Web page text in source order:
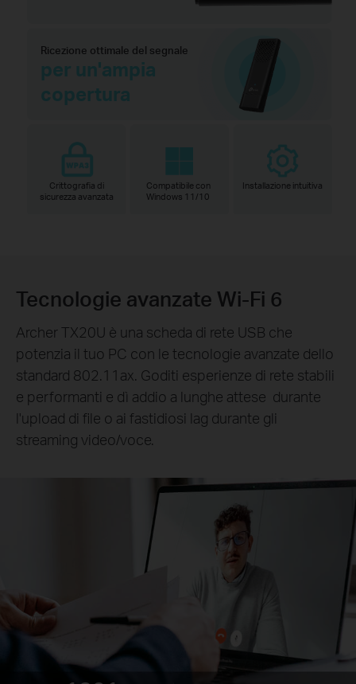
Ricezione ottimale del segnale
per un'ampia
copertura
Crittografia di
sicurezza avanzata
Compatibile con
Windows 11/10
Installazione intuitiva
Tecnologie avanzate Wi-Fi 6
Archer TX20U è una scheda di rete USB che
potenzia il tuo PC con le tecnologie avanzate dello
standard 802.11ax. Goditi esperienze di rete stabili
e performanti e dì addio a lunghe attese durante
l'upload di file o ai fastidiosi lag durante gli
streaming video/voce.